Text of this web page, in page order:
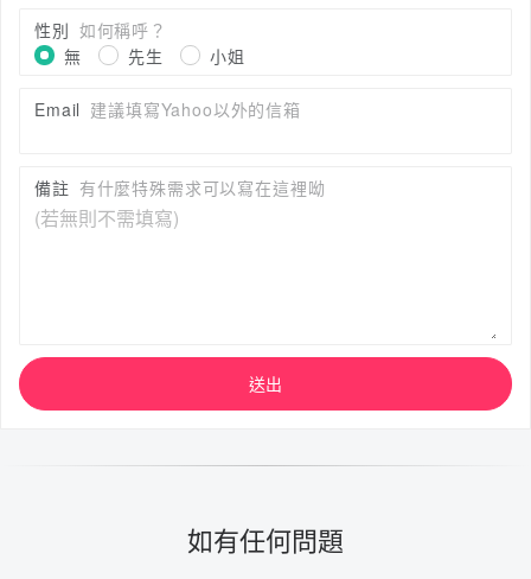
性別 如何稱呼？
無
先生 小姐
Email 建議填寫Yahoo以外的信箱
備註 有什麼特殊需求可以寫在這裡呦
送出
如有任何問題